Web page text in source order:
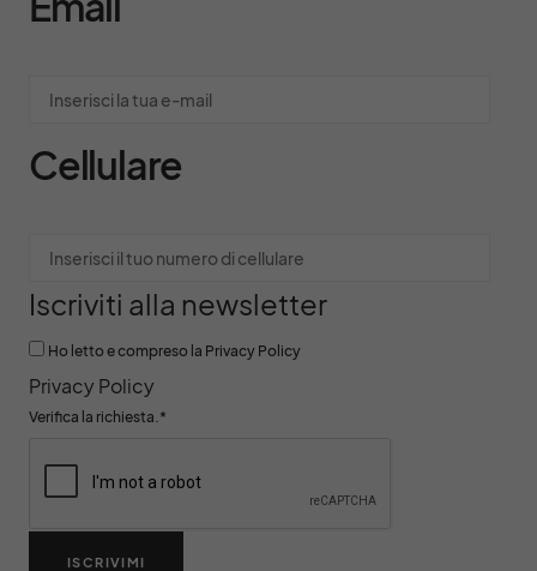
Cellulare
Iscriviti alla newsletter
Ho letto e compreso la Privacy Policy
Privacy Policy
Verifica la richiesta.*
ISCRIVIMI